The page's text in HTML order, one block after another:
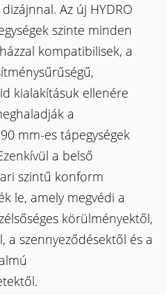
Az új HYDRO
szinte minden
kompatibilisek, a
kialakításuk ellenére
a
mm-es tápegységek
a belső
szintű konform
le, amely megvédi a
körülményektől,
a szennyeződésektől és a